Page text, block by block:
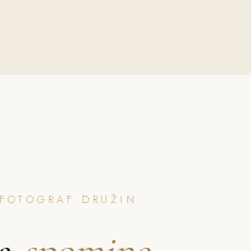
DRUŽIN